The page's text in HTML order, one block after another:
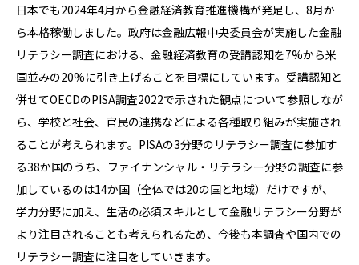
日本でも2024年4月から金融経済教育推進機構が発足し、8月か
ら本格稼働しました。政府は金融広報中央委員会が実施した金融
リテラシー調査における、金融経済教育の受講認知を7%から米
国並みの20%に引き上げることを目標にしています。受講認知と
併せてOECDのPISA調査2022で示された観点について参照しなが
ら、学校と社会、官民の連携などによる各種取り組みが実施され
ることが考えられます。PISAの3分野のリテラシー調査に参加す
る38か国のうち、ファイナンシャル・リテラシー分野の調査に参
加しているのは14か国（全体では20の国と地域）だけですが、
学力分野に加え、生活の必須スキルとして金融リテラシー分野が
より注目されることも考えられるため、今後も本調査や国内での
リテラシー調査に注目をしていきます。